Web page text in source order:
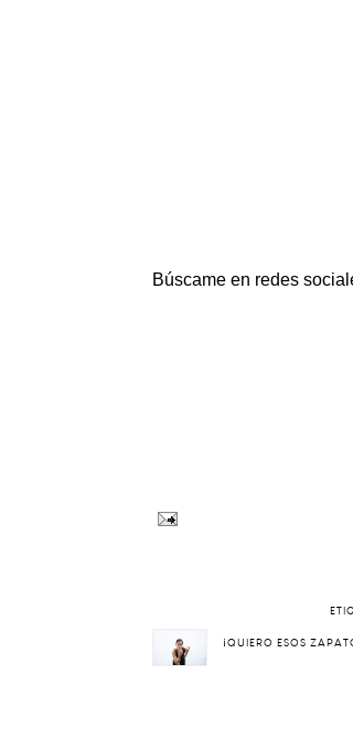
Búscame en redes
¡QUIERO ESOS